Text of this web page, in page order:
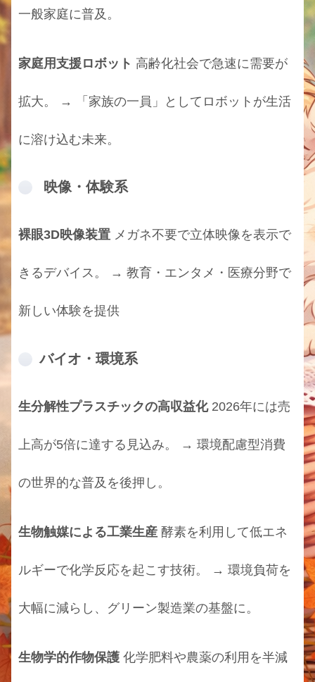
一般家庭に普及。
家庭用支援ロボット 高齢化社会で急速に需要が
拡大。 → 「家族の一員」としてロボットが生活
に溶け込む未来。
映像・体験系
裸眼3D映像装置 メガネ不要で立体映像を表示で
きるデバイス。 → 教育・エンタメ・医療分野で
新しい体験を提供
バイオ・環境系
生分解性プラスチックの高収益化2026年には売
上高が5倍に達する見込み。 → 環境配慮型消費
の世界的な普及を後押し。
生物触媒による工業生産 酵素を利用して低エネ
ルギーで化学反応を起こす技術。 → 環境負荷を
大幅に減らし、グリーン製造業の基盤に。
生物学的作物保護 化学肥料や農薬の利用を半減